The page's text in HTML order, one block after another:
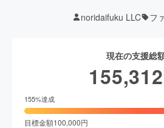
noridaifuku LLC フ
現在の支援総
155,312
155%達成
目標金額100,000円